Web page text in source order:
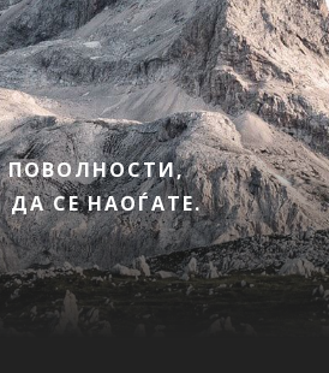
ПОВОЛНОСТИ,
СЕ НАОЃАТЕ.